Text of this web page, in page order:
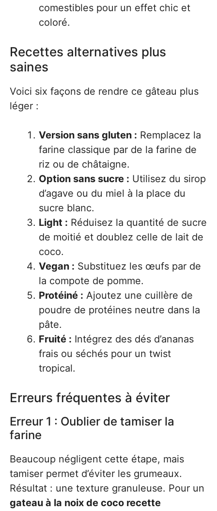
comestibles pour un effet chic et
coloré.
Recettes alternatives plus
saines
Voici six façons de rendre ce gâteau plus
léger :
Version sans gluten : Remplacez la
farine classique par de la farine de
riz ou de châtaigne.
Option sans sucre : Utilisez du sirop
d’agave ou du miel à la place du
sucre blanc.
Light : Réduisez la quantité de sucre
de moitié et doublez celle de lait de
coco.
Vegan : Substituez les œufs par de
la compote de pomme.
Protéiné : Ajoutez une cuillère de
poudre de protéines neutre dans la
pâte.
Fruité : Intégrez des dés d’ananas
frais ou séchés pour un twist
tropical.
Erreurs fréquentes à éviter
Erreur 1 : Oublier de tamiser la
farine
Beaucoup négligent cette étape, mais
tamiser permet d’éviter les grumeaux.
Résultat : une texture granuleuse. Pour un
gateau à la noix de coco recette